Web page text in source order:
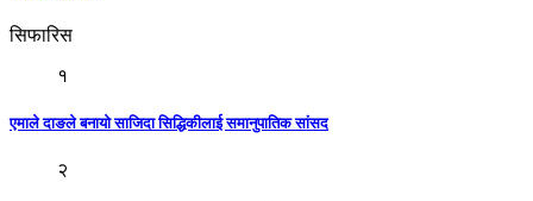
सिफारिस
१
एमाले दाङले बनायाे साजिदा सिद्धिकीलाई समानुपातिक सांसद
२